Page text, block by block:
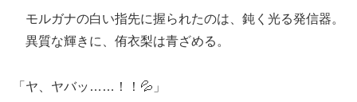
モルガナの白い指先に握られたのは、鈍く光る発信器。
異質な輝きに、侑衣梨は青ざめる。
「ヤ、ヤバッ……！！💦」